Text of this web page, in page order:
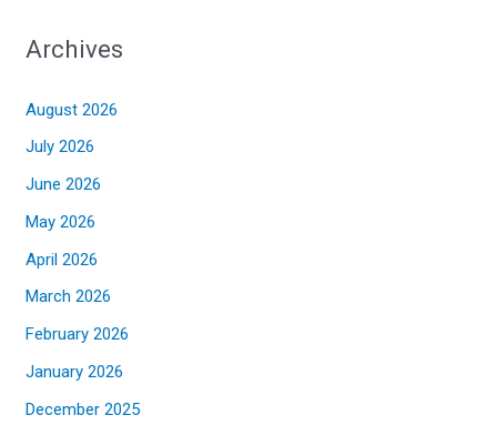
Archives
August 2026
July 2026
June 2026
May 2026
April 2026
March 2026
February 2026
January 2026
December 2025